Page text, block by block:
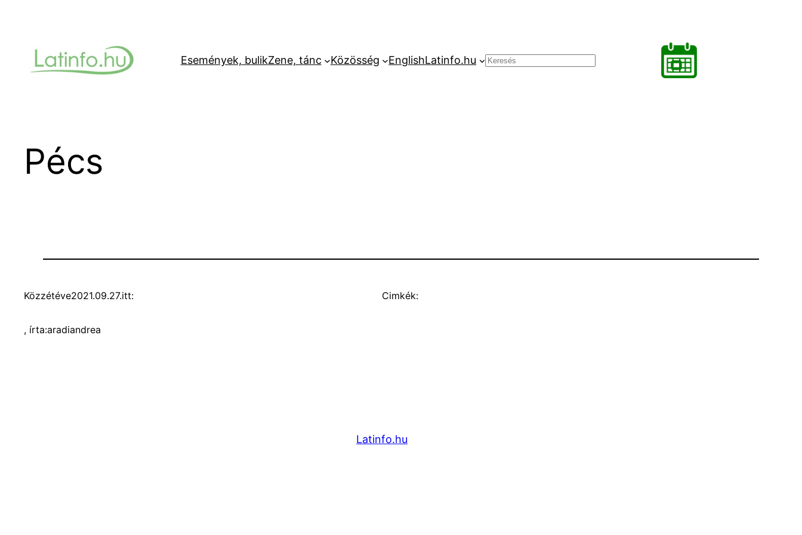
Események, bulikZene, tánc Közösség EnglishLatinfo.hu Keresés
Pécs
Közzétéve2021.09.27.itt:
, írta:aradiandrea
Cimkék:
Latinfo.hu